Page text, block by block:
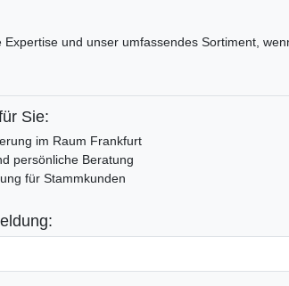
und unser umfassendes Sortiment,
Sie:
im Raum Frankfurt
persönliche Beratung
für Stammkunden